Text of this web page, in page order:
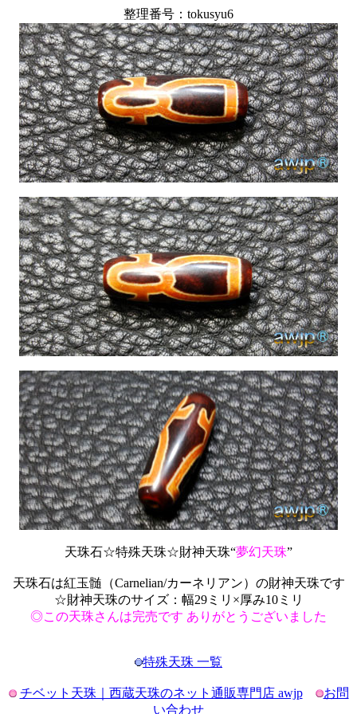
整理番号：tokusyu6
天珠石☆特殊天珠☆財神天珠“夢幻天珠”
天珠石は紅玉髄（Carnelian/カーネリアン）の財神天珠です
☆財神天珠のサイズ：幅29ミリ×厚み10ミリ
◎この天珠さんは完売です ありがとうございました
特殊天珠 一覧
チベット天珠｜西蔵天珠のネット通販専門店 awjp
お問
い合わせ